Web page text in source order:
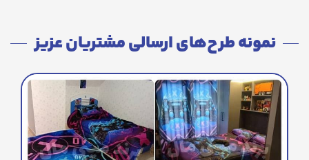
نمونه طرح‌های ارسالی مشتریان عزیز